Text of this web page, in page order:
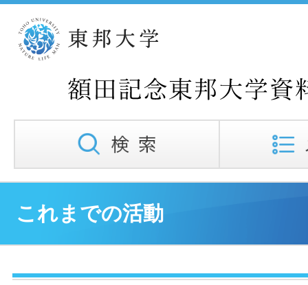
これまでの活動